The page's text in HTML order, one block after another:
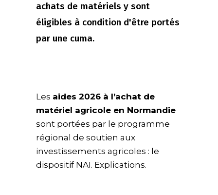
achats de matériels y sont
éligibles à condition d'être portés
par une cuma.
Les aides 2026 à l’achat de
matériel agricole en Normandie
sont portées par le programme
régional de soutien aux
investissements agricoles : le
dispositif NAI. Explications.